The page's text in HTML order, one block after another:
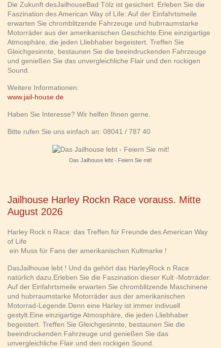
Die Zukunft desJailhouseBad Tölz ist gesichert. Erleben Sie die
Faszination des American Way of Life: Auf der Einfahrtsmeile
erwarten Sie chromblitzende Fahrzeuge und hubrraumstarke
Motorräder aus der amerikanischen Geschichte.Eine einzigartige
Atmosphäre, die jeden Lliebhaber begeistert. Treffen Sie
Gleichgesinnte, bestaunen Sie die beeindruckenden Fahrzeuge
und genießen Sie das unvergleichliche Flair und den rockigen
Sound.
Weitere Informationen:
www.jail-house.de
Haben Sie Interesse? Wir helfen Ihnen gerne.
Bitte rufen Sie uns einfach an: 08041 / 787 40
Das Jailhouse lebt - Feiern Sie mit!
Jailhouse Harley Rockn Race vorauss. Mitte
August 2026
Harley Rock n Race: das Treffen für Freunde des American Way
of Life
ein Muss für Fans der amerikanischen Kultmarke !
DasJailhouse lebt ! Und da gehört das HarleyRock n Race
natürlich dazu.Erleben Sie die Faszination dieser Kult -Motrräder:
Auf der Einfahrtsmeile erwarten Sie chromblitzende Maschinene
und hubrraumstarke Motorräder aus der amerikanischen
Motorrad-Legende.Denn eine Harley ist immer indivuell
gestylt.Eine einzigartige Atmosphäre, die jeden Lliebhaber
begeistert. Treffen Sie Gleichgesinnte, bestaunen Sie die
beeindruckenden Fahrzeuge und genießen Sie das
unvergleichliche Flair und den rockigen Sound.